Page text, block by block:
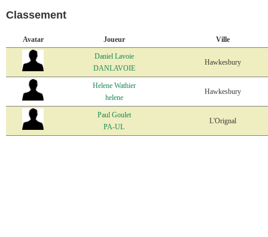
Classement
Avatar Joueur
Ville
Daniel Lavoie
DANLAVOIE
Hawkesbury
Helene Wathier
helene
Hawkesbury
Paul Goulet
PA-UL
L'Orignal